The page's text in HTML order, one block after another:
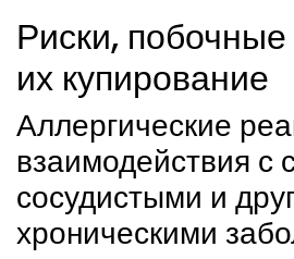
Риски,
их купирование
Аллергические
взаимодействия с
сосудистыми и
хроническими